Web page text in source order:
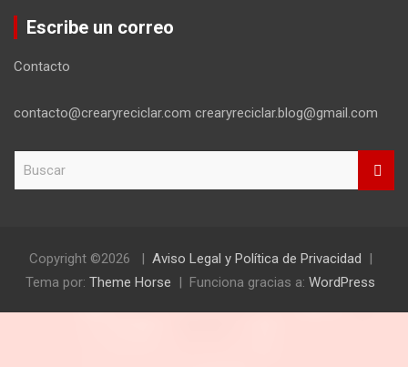
Escribe un correo
Contacto
contacto@crearyreciclar.com crearyreciclar.blog@gmail.com
Copyright ©2026
Aviso Legal y Política de Privacidad
Tema por: Theme Horse Funciona gracias a: WordPress